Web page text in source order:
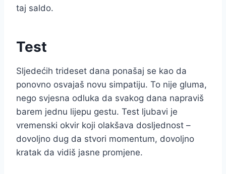
taj saldo.
Test
Sljedećih trideset dana ponašaj se kao da
ponovno osvajaš novu simpatiju. To nije gluma,
nego svjesna odluka da svakog dana napraviš
barem jednu lijepu gestu. Test ljubavi je
vremenski okvir koji olakšava dosljednost –
dovoljno dug da stvori momentum, dovoljno
kratak da vidiš jasne promjene.